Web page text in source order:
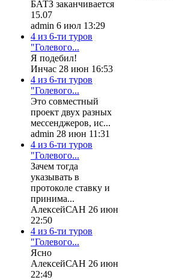
БАТЗ заканчивается
15.07
admin 6 июл 13:29
4 из 6-ти туров
"Голевого...
Я подебил!
Инчас 28 июн 16:53
4 из 6-ти туров
"Голевого...
Это совместный
проект двух разных
мессенджеров, ис...
admin 28 июн 11:31
4 из 6-ти туров
"Голевого...
Зачем тогда
указывать в
протоколе ставку и
принима...
АлексейСАН 26 июн
22:50
4 из 6-ти туров
"Голевого...
Ясно
АлексейСАН 26 июн
22:49